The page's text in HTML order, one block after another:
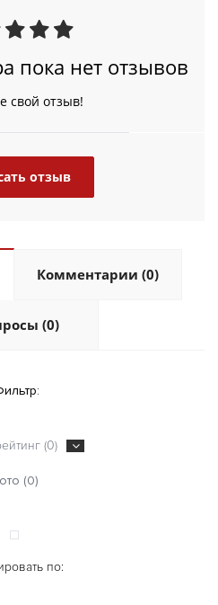
пока нет отзывов
свой отзыв!
отзыв
Комментарии (0)
(0)
(0)
(0)
по: